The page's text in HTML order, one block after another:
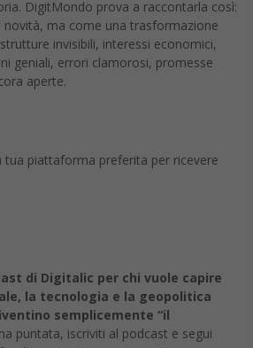
DigitMondo prova a raccontarla così:
novità, ma come una trasformazione
invisibili, interessi economici,
geniali, errori clamorosi, promesse
aperte.
tua piattaforma preferita per ricevere
di Digitalic per chi vuole capire
la tecnologia e la geopolitica
semplicemente “il
puntata, iscriviti al podcast e segui